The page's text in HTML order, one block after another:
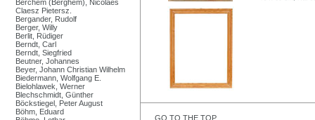
Berchem (Berghem), Nicolaes
Claesz Pietersz.
Bergander, Rudolf
Berger, Willy
Berlit, Rüdiger
Berndt, Carl
Berndt, Siegfried
Beutner, Johannes
Beyer, Johann Christian Wilhelm
Biedermann, Wolfgang E.
Bielohlawek, Werner
Blechschmidt, Günther
Böckstiegel, Peter August
Böhm, Eduard
GO TO THE TOP